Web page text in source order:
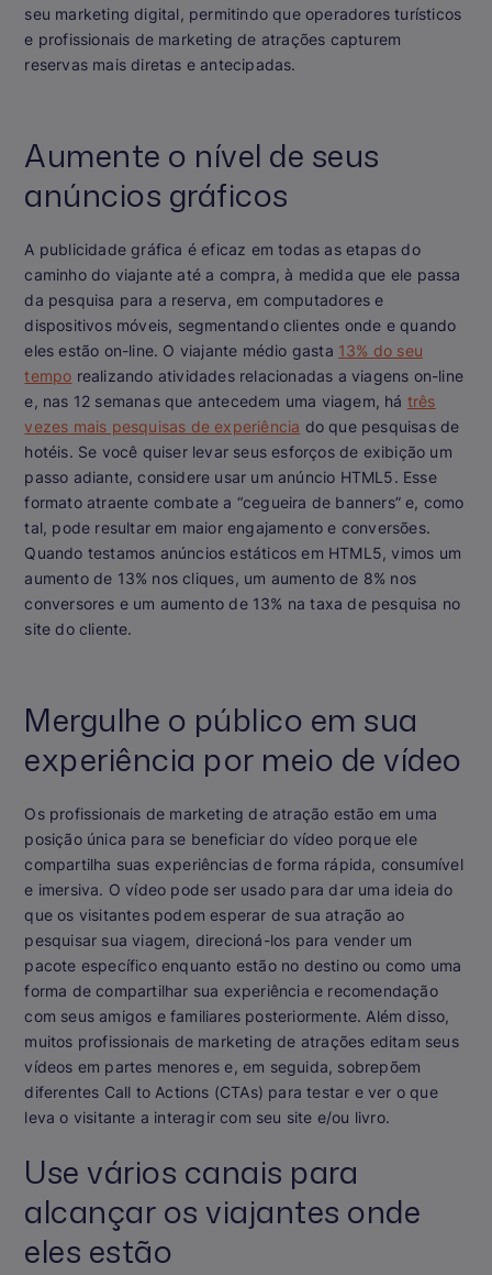
seu marketing digital, permitindo que operadores turísticos
e profissionais de marketing de atrações capturem
reservas mais diretas e antecipadas.
Aumente o nível de seus
anúncios gráficos
A publicidade gráfica é eficaz em todas as etapas do
caminho do viajante até a compra, à medida que ele passa
da pesquisa para a reserva, em computadores e
dispositivos móveis, segmentando clientes onde e quando
eles estão on-line. O viajante médio gasta 13% do seu
tempo realizando atividades relacionadas a viagens on-line
e, nas 12 semanas que antecedem uma viagem, há três
vezes mais pesquisas de experiência do que pesquisas de
hotéis. Se você quiser levar seus esforços de exibição um
passo adiante, considere usar um anúncio HTML5. Esse
formato atraente combate a “cegueira de banners” e, como
tal, pode resultar em maior engajamento e conversões.
Quando testamos anúncios estáticos em HTML5, vimos um
aumento de 13% nos cliques, um aumento de 8% nos
conversores e um aumento de 13% na taxa de pesquisa no
site do cliente.
Mergulhe o público em sua
experiência por meio de vídeo
Os profissionais de marketing de atração estão em uma
posição única para se beneficiar do vídeo porque ele
compartilha suas experiências de forma rápida, consumível
e imersiva. O vídeo pode ser usado para dar uma ideia do
que os visitantes podem esperar de sua atração ao
pesquisar sua viagem, direcioná-los para vender um
pacote específico enquanto estão no destino ou como uma
forma de compartilhar sua experiência e recomendação
com seus amigos e familiares posteriormente. Além disso,
muitos profissionais de marketing de atrações editam seus
vídeos em partes menores e, em seguida, sobrepõem
diferentes Call to Actions (CTAs) para testar e ver o que
leva o visitante a interagir com seu site e/ou livro.
Use vários canais para
alcançar os viajantes onde
eles estão